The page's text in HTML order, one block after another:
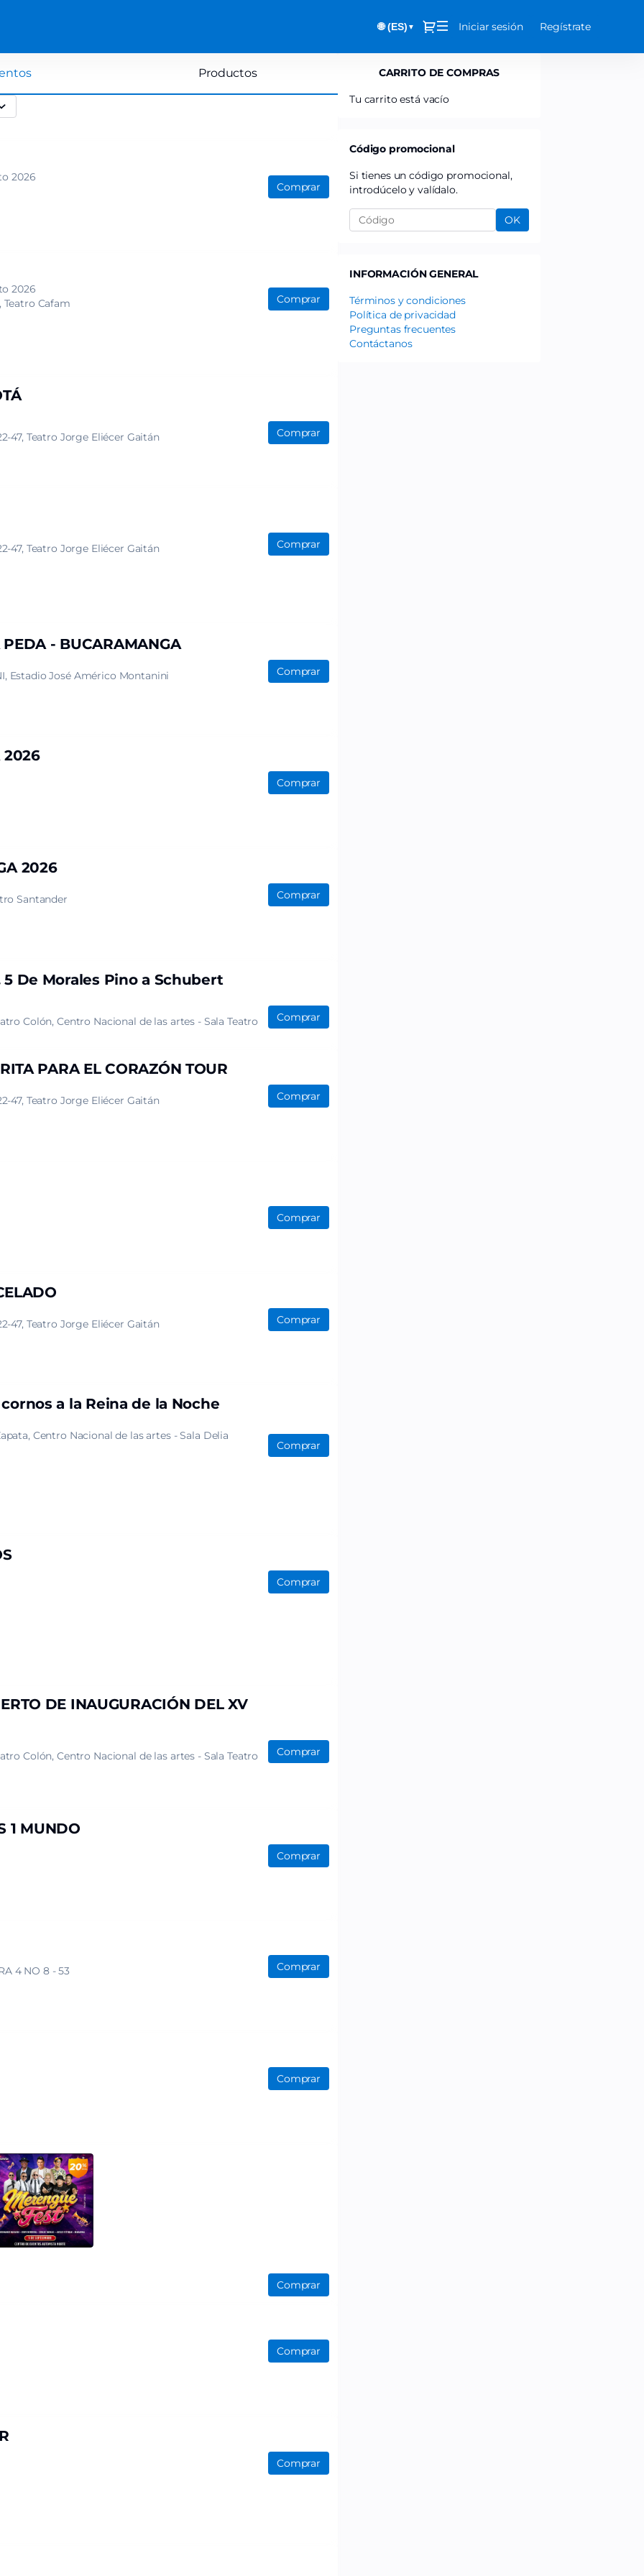
🌐 (ES) ▼ Diálogo
Iniciar sesión Regístrate
Productos
2026
Comprar
2026
Teatro Cafam Comprar
47 Teatro Jorge Eliécer Gaitán Comprar
47 Teatro Jorge Eliécer Gaitán Comprar
- BUCARAMANGA
Estadio José Américo Montanini Comprar
2026
Comprar
2026
Santander Comprar
De Morales Pino a Schubert
Colón Centro Nacional de las artes - Sala Teatro Comprar
PARA EL CORAZÓN TOUR
47 Teatro Jorge Eliécer Gaitán Comprar
Comprar
47 Teatro Jorge Eliécer Gaitán Comprar
a la Reina de la Noche
Centro Nacional de las artes - Sala Delia
Comprar
Comprar
DE INAUGURACIÓN DEL XV
Colón Centro Nacional de las artes - Sala Teatro Comprar
1 MUNDO
Comprar
4 NO 8 - 53 Comprar
Comprar
Comprar
Comprar
Comprar
CARRITO DE COMPRAS
Tu carrito está vacío
Código promocional
Si tienes un código promocional,
introdúcelo y valídalo.
OK
INFORMACIÓN GENERAL
Términos y condiciones
Política de privacidad
Preguntas frecuentes
Contáctanos